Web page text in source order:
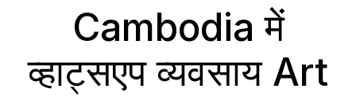
Cambodia में
व्हाट्सएप व्यवसाय Art